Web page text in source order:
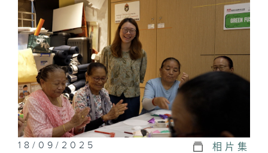
18/09/2025 相片集